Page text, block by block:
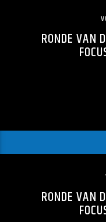
RONDE VAN
RONDE VAN